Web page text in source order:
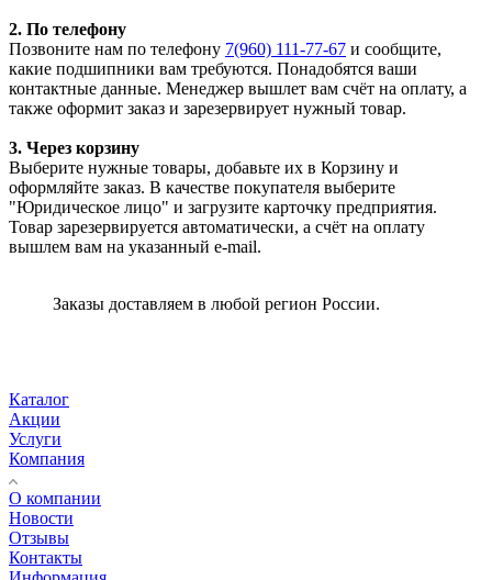
2. По телефону
Позвоните нам по телефону 7(960) 111-77-67 и сообщите,
какие подшипники вам требуются. Понадобятся ваши
контактные данные. Менеджер вышлет вам счёт на оплату, а
также оформит заказ и зарезервирует нужный товар.
3. Через корзину
Выберите нужные товары, добавьте их в Корзину и
оформляйте заказ. В качестве покупателя выберите
"Юридическое лицо" и загрузите карточку предприятия.
Товар зарезервируется автоматически, а счёт на оплату
вышлем вам на указанный e-mail.
Заказы доставляем в любой регион России.
Каталог
Акции
Услуги
Компания
О компании
Новости
Отзывы
Контакты